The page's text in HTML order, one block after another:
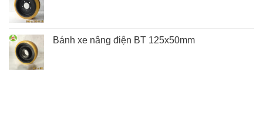
Bánh xe nâng điện BT 125x50mm